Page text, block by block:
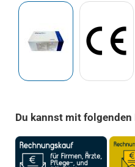
Du kannst mit